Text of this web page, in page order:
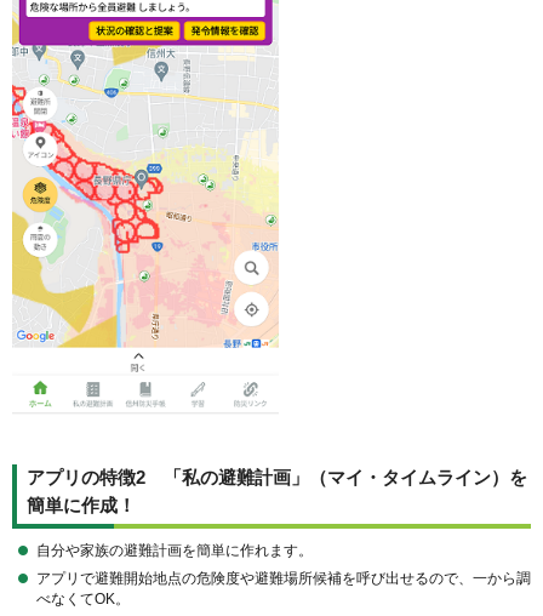
アプリの特徴2 「私の避難計画」（マイ・タイムライン）を
簡単に作成！
自分や家族の避難計画を簡単に作れます。
アプリで避難開始地点の危険度や避難場所候補を呼び出せるので、一から調
べなくてOK。